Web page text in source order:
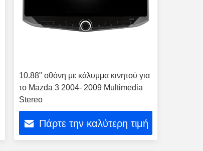
10.88" οθόνη με κάλυμμα κινητού για
το Mazda 3 2004- 2009 Multimedia
Stereo
Πάρτε την καλύτερη τιμή